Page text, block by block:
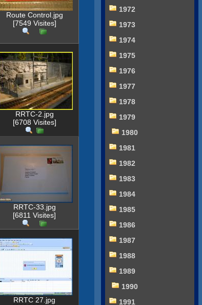
Route Control.jpg
[7549 Visites]
RRTC-2.jpg
[6708 Visites]
RRTC-33.jpg
[6811 Visites]
RRTC 27.jpg
1972
1973
1974
1975
1976
1977
1978
1979
1980
1981
1982
1983
1984
1985
1986
1987
1988
1989
1990
1991